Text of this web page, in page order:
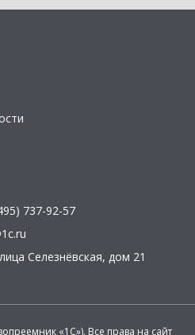
737-92-57
Селезнёвская, дом 21
«1С»). Все права на сайт